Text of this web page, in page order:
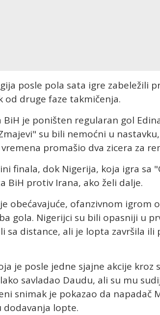
posle pola sata igre zabeležili
od druge faze takmičenja.
je poništen regularan gol
su bili nemoćni u
promašio dva zicera za
finala, dok Nigerija, koja igra sa
BiH protiv Irana, ako želi dalje.
obećavajuće, ofanzivnom igrom
gola. Nigerijci su bili opasniji u
sa distance, ali je lopta završila ili
je posle jedne sjajne akcije kroz
savladao Daudu, ali su mu
snimak je pokazao da napadač
lopte.